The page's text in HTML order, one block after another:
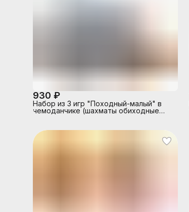
930 ₽
Набор из 3 игр "Походный-малый" в
чемоданчике (шахматы обиходные